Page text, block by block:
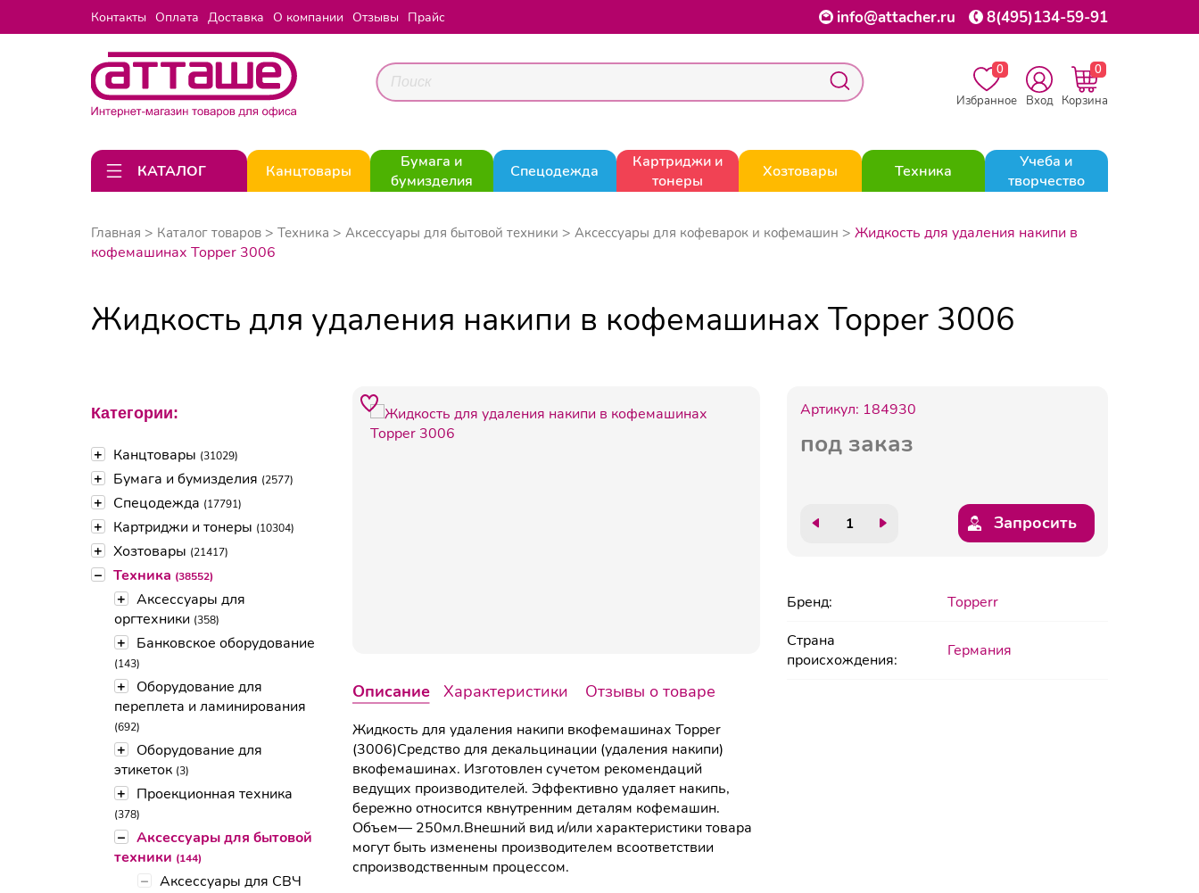
Контакты Оплата Доставка О компании Отзывы Прайс info@attacher.ru 8(495)134-59-91
0
Избранное
Вход
0
Корзина
КАТАЛОГ Канцтовары
Бумага и
бумизделия
Спецодежда
Картриджи и
тонеры
Хозтовары Техника
Учеба и
творчество
Главная Каталог товаров Техника Аксессуары для бытовой техники Аксессуары для кофеварок и кофемашин
Жидкость для удаления накипи в
кофемашинах Topper 3006
Категории:
+ Канцтовары (31029)
+ Бумага и бумизделия (2577)
+ Спецодежда (17791)
+ Картриджи и тонеры (10304)
+ Хозтовары (21417)
– Техника (38552)
+ Аксессуары для
оргтехники (358)
+ Банковское оборудование
(143)
+
Оборудование для
переплета и ламинирования
(692)
+
Оборудование для
этикеток (3)
+ Проекционная техника
(378)
– Аксессуары для бытовой
техники (144)
– Аксессуары для СВЧ
Жидкость для удаления накипи в кофемашинах Topper 3006
Артикул: 184930
под заказ
Запросить
Бренд:
Topperr
Страна
происхождения:
Германия
Описание Характеристики Отзывы о товаре
Жидкость для удаления накипи вкофемашинах Topper
(3006)Средство для декальцинации (удаления накипи)
вкофемашинах. Изготовлен сучетом рекомендаций
ведущих производителей. Эффективно удаляет накипь,
бережно относится квнутренним деталям кофемашин.
Объем— 250мл.Внешний вид и/или характеристики товара
могут быть изменены производителем всоответствии
спроизводственным процессом.